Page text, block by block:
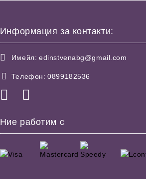
Информация за контакти:
Имейл: edinstvenabg@gmail.com
Телефон: 0899182536
Ние работим с